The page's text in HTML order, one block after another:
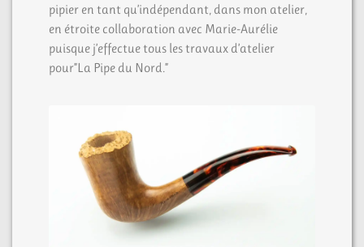
pipier en tant qu’indépendant, dans mon atelier,
en étroite collaboration avec Marie-Aurélie
puisque j’effectue tous les travaux d’atelier
pour”La Pipe du Nord.”